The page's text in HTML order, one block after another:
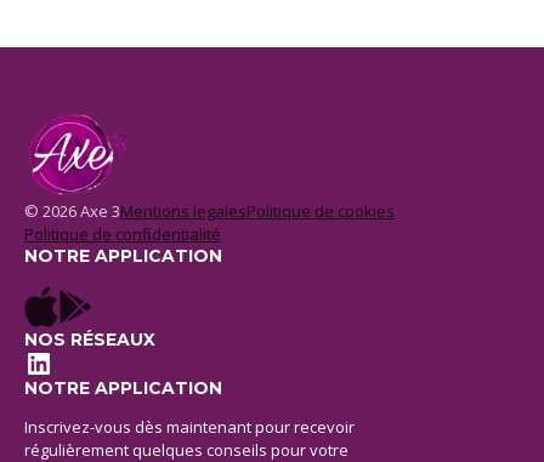
© 2026 Axe 3Mentions legalesPolitique de cookies
Politique de confidentialité
NOTRE APPLICATION
NOS RÉSEAUX
LinkedIn
NOTRE APPLICATION
Inscrivez-vous dès maintenant pour recevoir
régulièrement quelques conseils pour votre